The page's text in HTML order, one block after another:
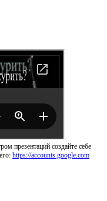
презентаций создайте себе
https://accounts.google.com